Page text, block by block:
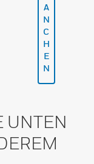
A
N
C
H
E
N
UNTEN